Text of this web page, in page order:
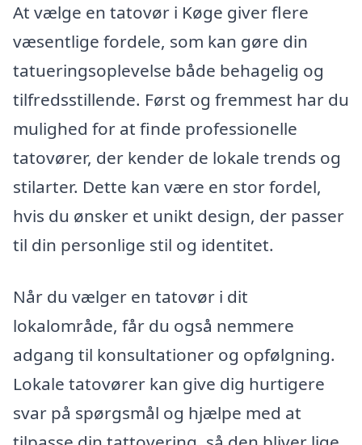
At vælge en tatovør i Køge giver flere
væsentlige fordele, som kan gøre din
tatueringsoplevelse både behagelig og
tilfredsstillende. Først og fremmest har du
mulighed for at finde professionelle
tatovører, der kender de lokale trends og
stilarter. Dette kan være en stor fordel,
hvis du ønsker et unikt design, der passer
til din personlige stil og identitet.
Når du vælger en tatovør i dit
lokalområde, får du også nemmere
adgang til konsultationer og opfølgning.
Lokale tatovører kan give dig hurtigere
svar på spørgsmål og hjælpe med at